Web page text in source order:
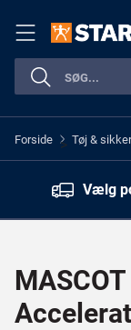
Forside > Tøj &
Vælg